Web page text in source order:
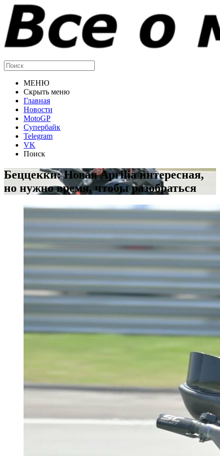
МЕНЮ
Скрыть меню
Главная
Новости
MotoGP
Супербайк
Telegram
VK
Поиск
Беццекки: Новая Aprilia интересная,
но нужно время, чтобы разобраться